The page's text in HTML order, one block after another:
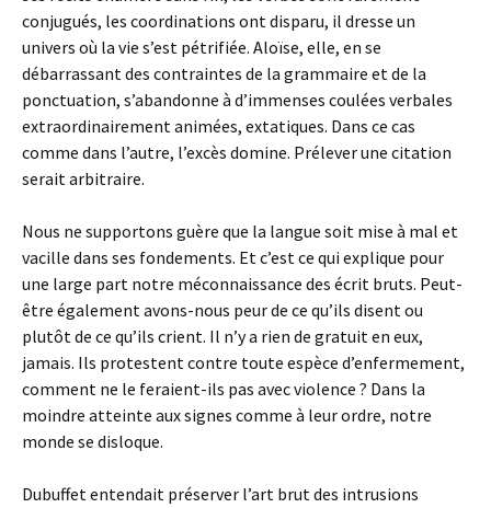
conjugués, les coordinations ont disparu, il dresse un
univers où la vie s’est pétrifiée. Aloïse, elle, en se
débarrassant des contraintes de la grammaire et de la
ponctuation, s’abandonne à d’immenses coulées verbales
extraordinairement animées, extatiques. Dans ce cas
comme dans l’autre, l’excès domine. Prélever une citation
serait arbitraire.
Nous ne supportons guère que la langue soit mise à mal et
vacille dans ses fondements. Et c’est ce qui explique pour
une large part notre méconnaissance des écrit bruts. Peut-
être également avons-nous peur de ce qu’ils disent ou
plutôt de ce qu’ils crient. Il n’y a rien de gratuit en eux,
jamais. Ils protestent contre toute espèce d’enfermement,
comment ne le feraient-ils pas avec violence ? Dans la
moindre atteinte aux signes comme à leur ordre, notre
monde se disloque.
Dubuffet entendait préserver l’art brut des intrusions